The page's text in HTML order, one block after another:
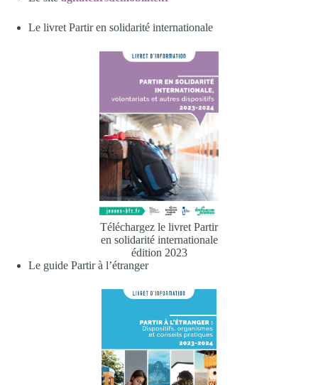
Le livret Partir en solidarité internationale
Téléchargez le livret Partir
en solidarité internationale
édition 2023
Le guide Partir à l’étranger